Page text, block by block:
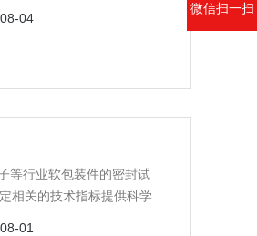
04
等行业软包装件的密封试
相关的技术指标提供科学依
01
微信扫一扫